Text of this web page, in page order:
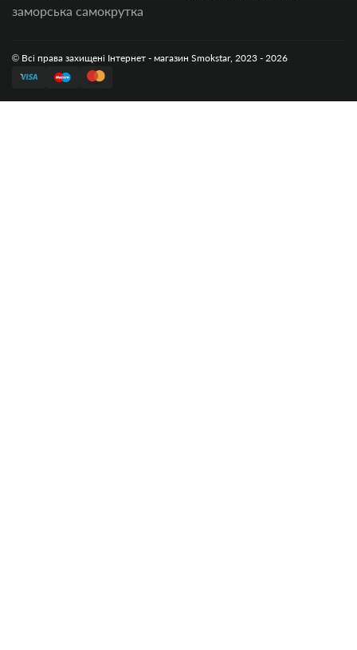
заморська самокрутка
© Всі права захищені Інтернет - магазин Smokstar, 2023 - 2026